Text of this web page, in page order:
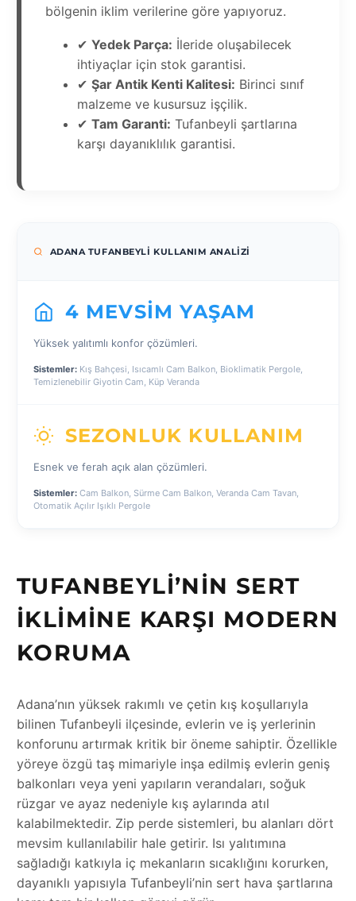
bölgenin iklim verilerine göre yapıyoruz.
✔ Yedek Parça: İleride oluşabilecek
ihtiyaçlar için stok garantisi.
✔ Şar Antik Kenti Kalitesi: Birinci sınıf
malzeme ve kusursuz işçilik.
✔ Tam Garanti: Tufanbeyli şartlarına
karşı dayanıklılık garantisi.
ADANA TUFANBEYLI KULLANIM ANALIZI
4 MEVSIM YAŞAM
Yüksek yalıtımlı konfor çözümleri.
Sistemler: Kış Bahçesi, Isıcamlı Cam Balkon, Bioklimatik Pergole,
Temizlenebilir Giyotin Cam, Küp Veranda
SEZONLUK KULLANIM
Esnek ve ferah açık alan çözümleri.
Sistemler: Cam Balkon, Sürme Cam Balkon, Veranda Cam Tavan,
Otomatik Açılır Işıklı Pergole
TUFANBEYLI’NIN SERT
İKLIMINE KARŞI MODERN
KORUMA
Adana’nın yüksek rakımlı ve çetin kış koşullarıyla
bilinen Tufanbeyli ilçesinde, evlerin ve iş yerlerinin
konforunu artırmak kritik bir öneme sahiptir. Özellikle
yöreye özgü taş mimariyle inşa edilmiş evlerin geniş
balkonları veya yeni yapıların verandaları, soğuk
rüzgar ve ayaz nedeniyle kış aylarında atıl
kalabilmektedir. Zip perde sistemleri, bu alanları dört
mevsim kullanılabilir hale getirir. Isı yalıtımına
sağladığı katkıyla iç mekanların sıcaklığını korurken,
dayanıklı yapısıyla Tufanbeyli’nin sert hava şartlarına